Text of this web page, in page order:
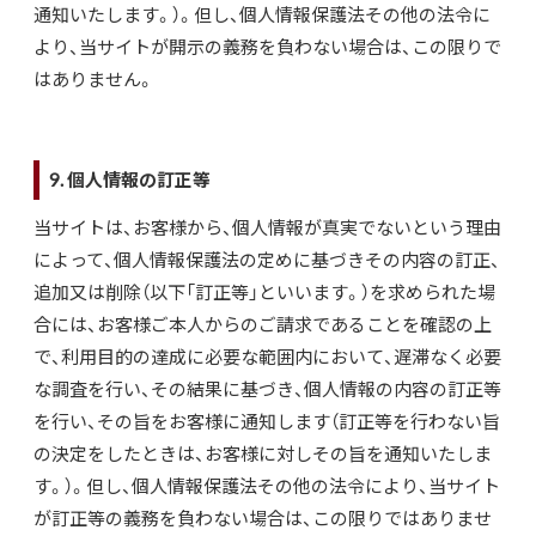
通知いたします。）。但し、個人情報保護法その他の法令に
より、当サイトが開示の義務を負わない場合は、この限りで
はありません。
9. 個人情報の訂正等
当サイトは、お客様から、個人情報が真実でないという理由
によって、個人情報保護法の定めに基づきその内容の訂正、
追加又は削除（以下「訂正等」といいます。）を求められた場
合には、お客様ご本人からのご請求であることを確認の上
で、利用目的の達成に必要な範囲内において、遅滞なく必要
な調査を行い、その結果に基づき、個人情報の内容の訂正等
を行い、その旨をお客様に通知します（訂正等を行わない旨
の決定をしたときは、お客様に対しその旨を通知いたしま
す。）。但し、個人情報保護法その他の法令により、当サイト
が訂正等の義務を負わない場合は、この限りではありませ